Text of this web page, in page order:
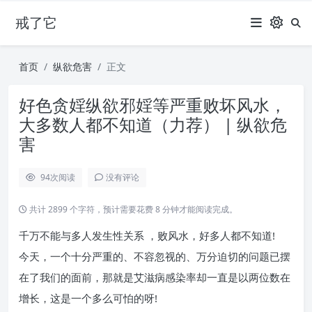
戒了它
首页 纵欲危害 正文
好色贪婬纵欲邪婬等严重败坏风水，
大多数人都不知道（力荐） | 纵欲危
害
94次阅读 没有评论
共计 2899 个字符，预计需要花费 8 分钟才能阅读完成。
千万不能与多人发生性关系 ，败风水，好多人都不知道!
今天，一个十分严重的、不容忽视的、万分迫切的问题已摆
在了我们的面前，那就是艾滋病感染率却一直是以两位数在
增长，这是一个多么可怕的呀!